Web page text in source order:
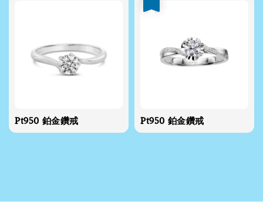
Pt950 鉑金鑽戒 Pt950 鉑金鑽戒